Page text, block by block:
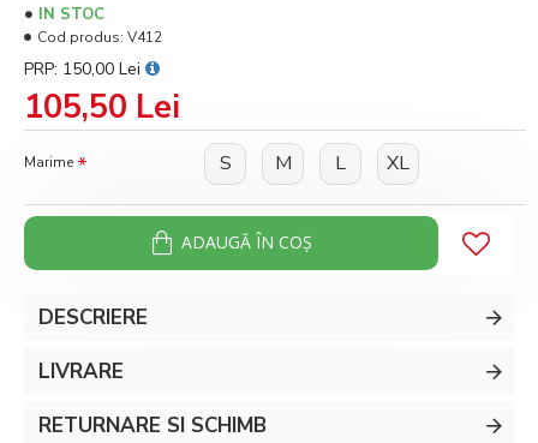
105,50 Lei
PRP: 150,00 Lei
IN STOC
Cod produs: V412
Marime S M L XL
ADAUGĂ ÎN COŞ
DESCRIERE
LIVRARE
RETURNARE SI SCHIMB